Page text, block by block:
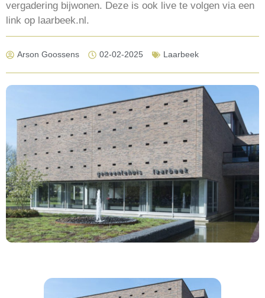
vergadering bijwonen. Deze is ook live te volgen via een
link op laarbeek.nl.
Arson Goossens 02-02-2025 Laarbeek